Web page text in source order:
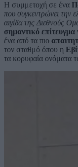
Η συμμετοχή σε ένα
που συγκεντρώνει την
αιγίδα της Διεθνούς
σημαντικό επίτευγμα
ένα από τα πιο
τον σταθμό όπου η
τα κορυφαία ονόματα